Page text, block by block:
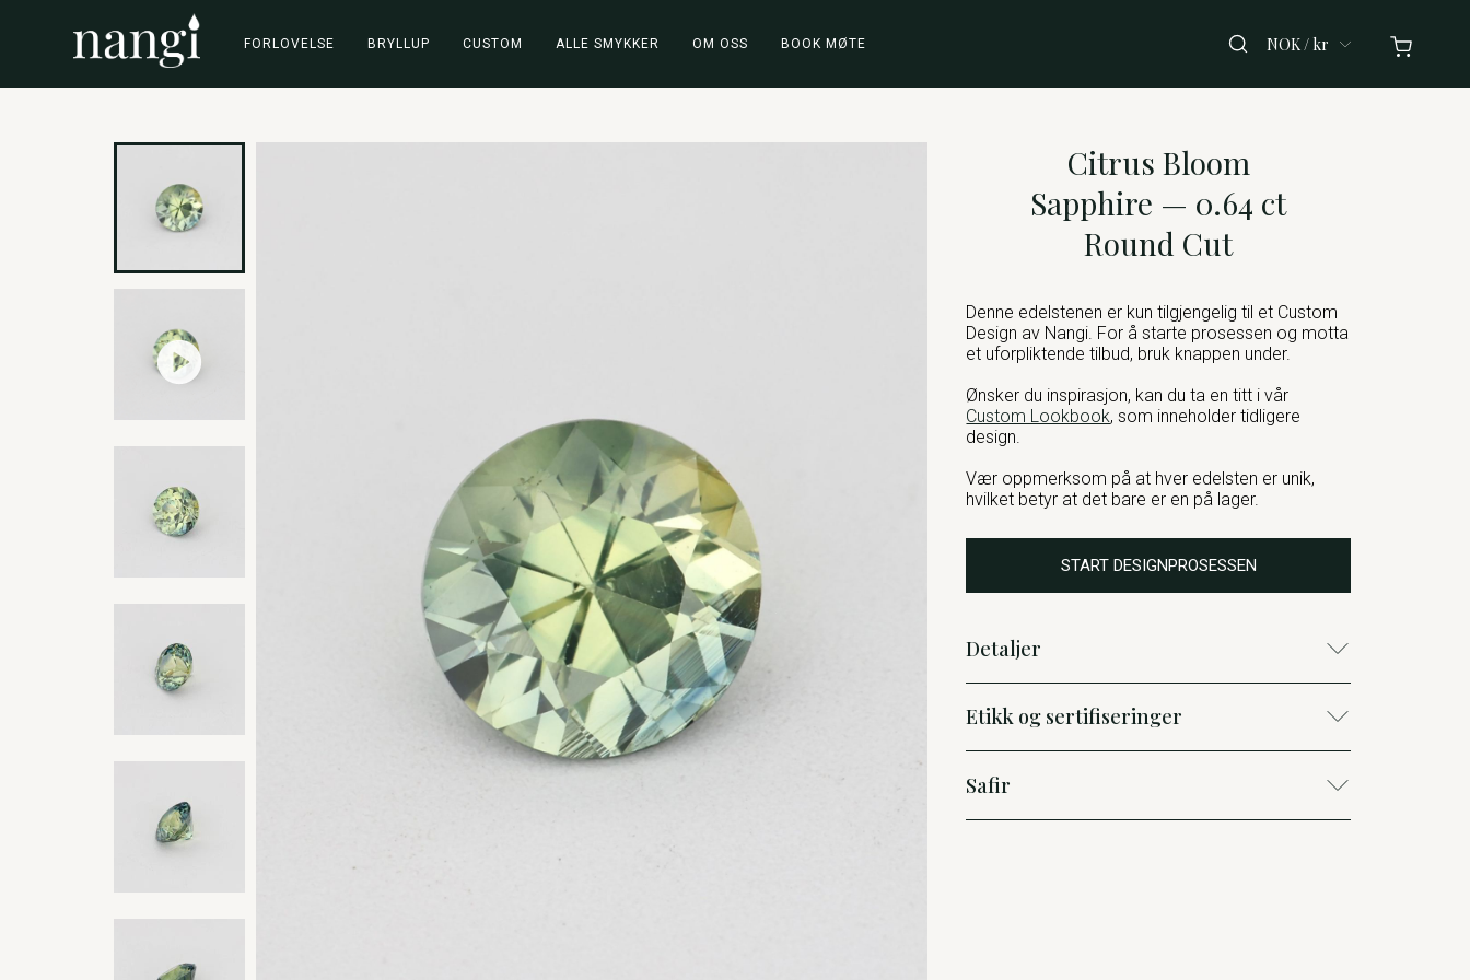
FORLOVELSE BRYLLUP CUSTOM ALLE SMYKKER OM OSS BOOK MØTE NOK / kr
Citrus Bloom
Sapphire — 0.64 ct
Round Cut
Denne edelstenen er kun tilgjengelig til et Custom
Design av Nangi. For å starte prosessen og motta
et uforpliktende tilbud, bruk knappen under.
Ønsker du inspirasjon, kan du ta en titt i vår
Custom Lookbook, som inneholder tidligere
design.
Vær oppmerksom på at hver edelsten er unik,
hvilket betyr at det bare er en på lager.
START DESIGNPROSESSEN
Detaljer
Etikk og sertifiseringer
Safir